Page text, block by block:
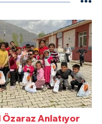
Özaraz Anlatıyor